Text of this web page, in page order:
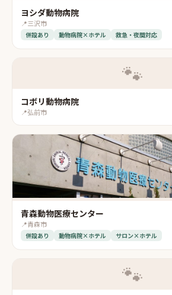
ヨシダ動物病院
📍三沢市
併設あり 動物病院×ホテル 救急・夜間対応
🐾
コボリ動物病院
📍弘前市
青森動物医療センター
📍青森市
併設あり 動物病院×ホテル サロン×ホテル
🐾